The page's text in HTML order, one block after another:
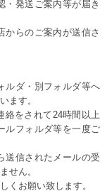
・発送ご案内等が届き
からのご案内が送信さ
ルダ・別フォルダ等へ
ます。
絡をされて24時間以上
ルフォルダ等を一度ご
送信されたメールの受
せん。
くお願い致します。